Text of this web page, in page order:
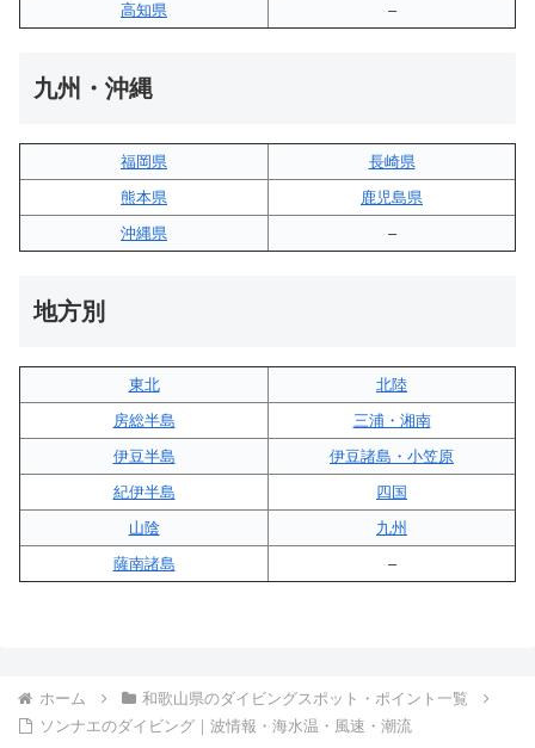
高知県
–
九州・沖縄
福岡県
長崎県
熊本県
鹿児島県
沖縄県
–
地方別
東北
北陸
房総半島
三浦・湘南
伊豆半島
伊豆諸島・小笠原
紀伊半島
四国
山陰
九州
薩南諸島
–
ホーム
和歌山県のダイビングスポット・ポイント一覧
ソンナエのダイビング｜波情報・海水温・風速・潮流